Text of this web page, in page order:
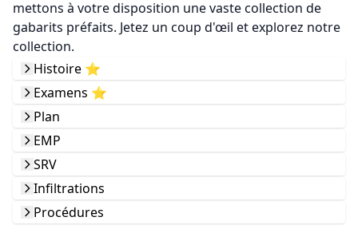
mettons à votre disposition une vaste collection de
gabarits préfaits. Jetez un coup d'œil et explorez notre
collection.
Histoire ⭐️
Examens ⭐️
Plan
EMP
SRV
Infiltrations
Procédures